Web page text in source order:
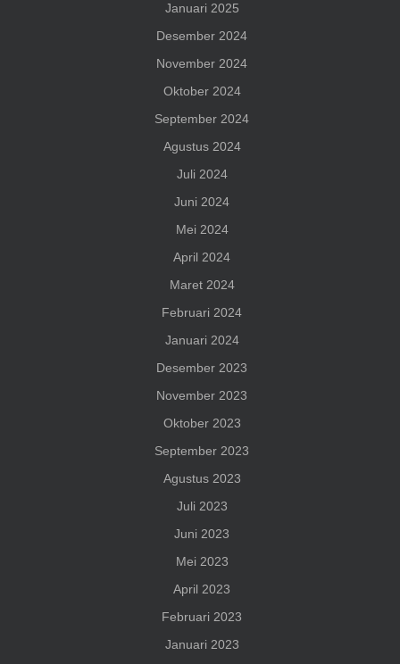
Januari 2025
Desember 2024
November 2024
Oktober 2024
September 2024
Agustus 2024
Juli 2024
Juni 2024
Mei 2024
April 2024
Maret 2024
Februari 2024
Januari 2024
Desember 2023
November 2023
Oktober 2023
September 2023
Agustus 2023
Juli 2023
Juni 2023
Mei 2023
April 2023
Februari 2023
Januari 2023